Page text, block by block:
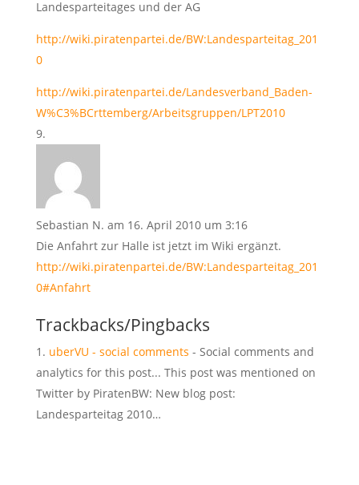
Landesparteitages und der AG
http://wiki.piratenpartei.de/BW:Landesparteitag_201
0
http://wiki.piratenpartei.de/Landesverband_Baden-
W%C3%BCrttemberg/Arbeitsgruppen/LPT2010
Sebastian N. am 16. April 2010 um 3:16
Die Anfahrt zur Halle ist jetzt im Wiki ergänzt.
http://wiki.piratenpartei.de/BW:Landesparteitag_201
0#Anfahrt
Trackbacks/Pingbacks
uberVU - social comments - Social comments and
analytics for this post... This post was mentioned on
Twitter by PiratenBW: New blog post:
Landesparteitag 2010…